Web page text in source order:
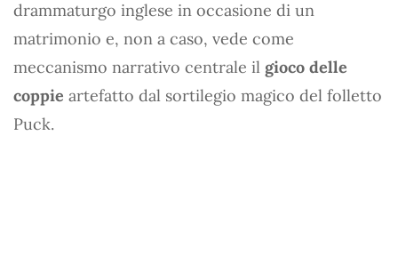
drammaturgo inglese in occasione di un
matrimonio e, non a caso, vede come
meccanismo narrativo centrale il gioco delle
coppie artefatto dal sortilegio magico del folletto
Puck.